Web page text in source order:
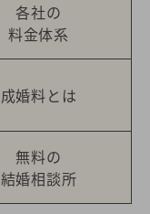
各社の
料金体系
成婚料とは
無料の
結婚相談所